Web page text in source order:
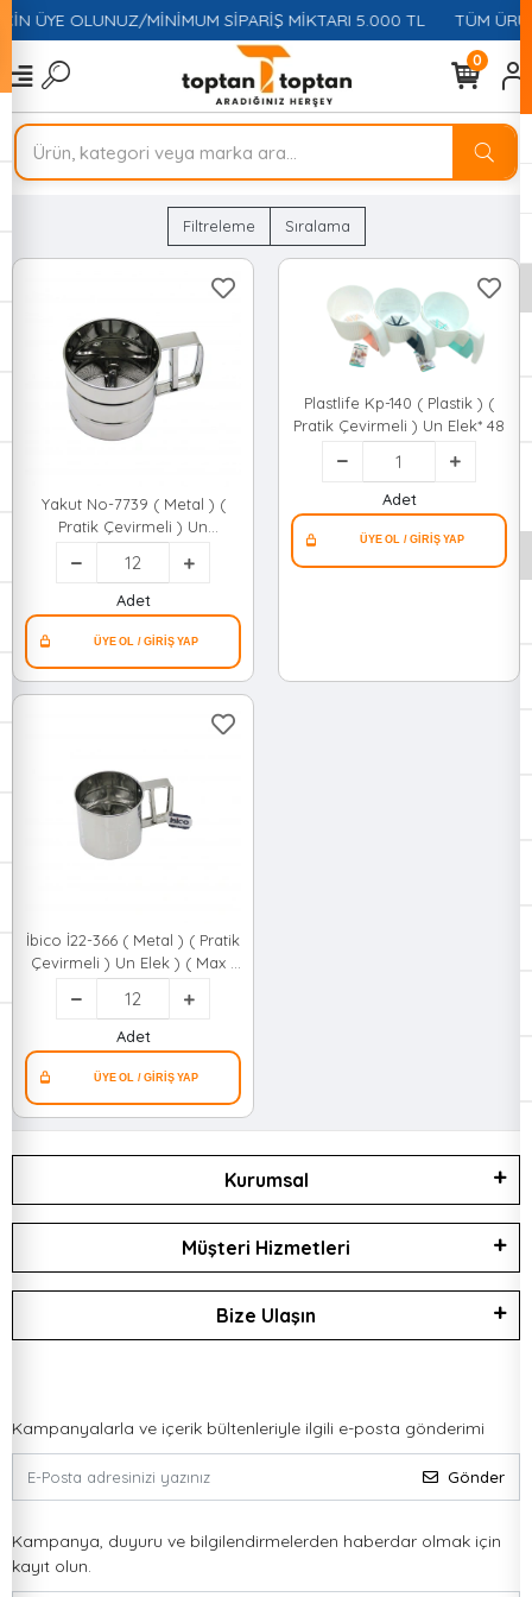
ÜYE OLUNUZ/MİNİMUM SİPARİŞ MİKTARI 5.000 TL TÜM
0
Filtreleme Sıralama
Yakut No-7739 ( Metal ) (
Pratik Çevirmeli ) Un
Elek*12x10
Adet
Plastlife Kp-140 ( Plastik ) (
Pratik Çevirmeli ) Un Elek* 48
Adet
İbico İ22-366 ( Metal ) ( Pratik
Çevirmeli ) Un Elek ) ( Max -
250gr )*12x10
Adet
Kurumsal
Müşteri Hizmetleri
Bize Ulaşın
Kampanyalarla ve içerik bültenleriyle ilgili e-posta gönderimi
Gönder
Kampanya, duyuru ve bilgilendirmelerden haberdar olmak için
kayıt olun.